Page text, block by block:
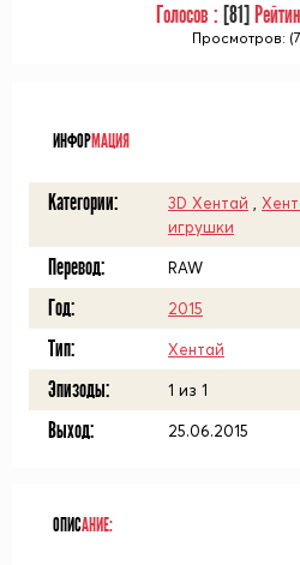
Голосов : [81]
Просмотров:
ИНФОРМАЦИЯ
Категории: 3D Хентай
игрушки
Перевод: RAW
Год: 2015
Тип: Хентай
Эпизоды: 1 из 1
Выход: 25.06.2015
ОПИСАНИЕ: